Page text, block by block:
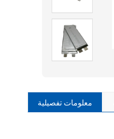
معلومات تفصيلية